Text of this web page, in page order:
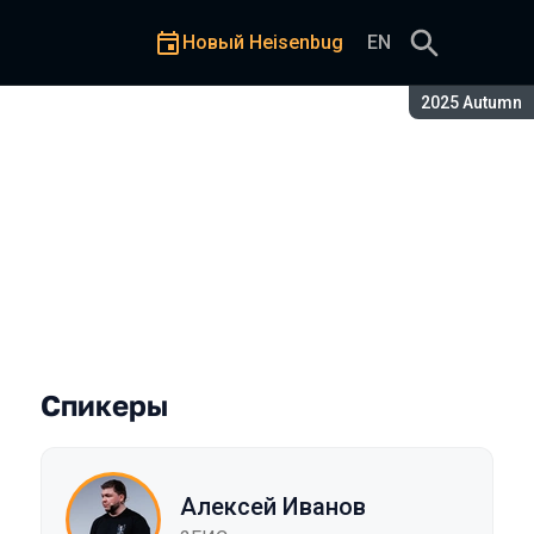
Сезон:
2025 Autumn
Новый Heisenbug EN
Спикеры
Алексей Иванов